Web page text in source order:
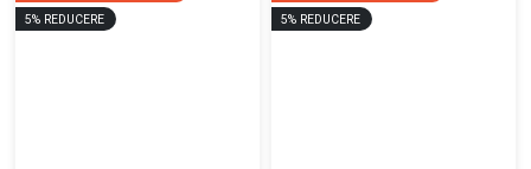
5% REDUCERE
5% REDUCERE